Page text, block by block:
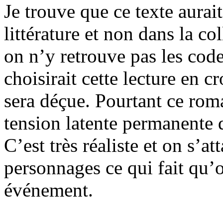
Je trouve que ce texte
littérature et non dans la
on n’y retrouve pas les
choisirait cette lecture en
sera déçue. Pourtant ce
tension latente
C’est très réaliste et on
personnages ce qui fait
événement.